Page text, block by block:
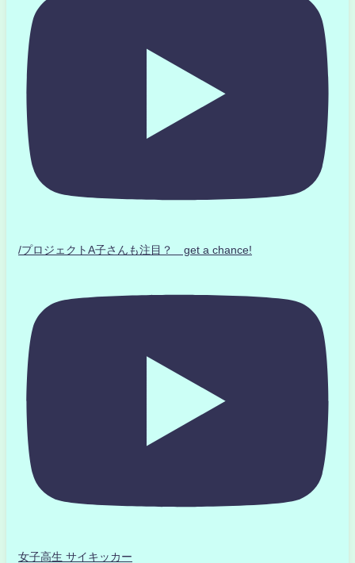
/プロジェクトA子さんも注目？ get a chance!
女子高生 サイキッカー